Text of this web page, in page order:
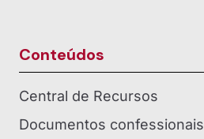
Conteúdos
Central de Recursos
Documentos confessionais